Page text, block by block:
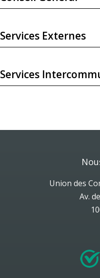
Services Externes
Services
Union des
Av.